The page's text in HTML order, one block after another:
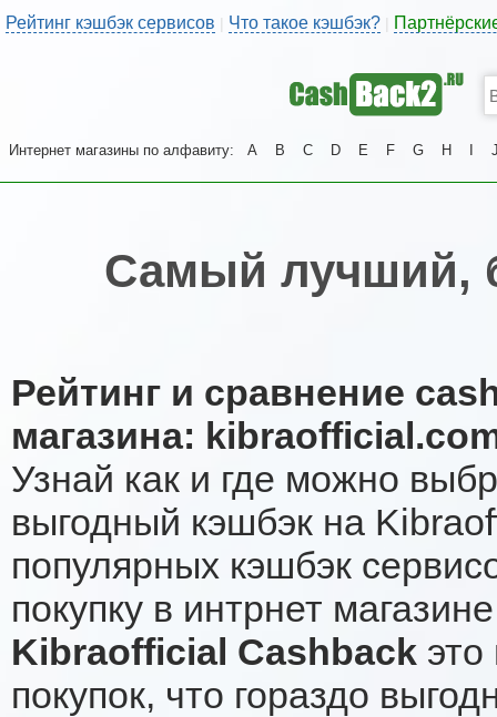
Рейтинг кэшбэк сервисов | Что такое кэшбэк?
Интернет магазины по алфавиту: A B C D E F G H
Самый лучший,
Рейтинг и сравнение
магазина:
Узнай как и где можно
выгодный кэшбэк на
популярных кэшбэк
покупку в интрнет
Kibraofficial Cashback
покупок, что гораздо